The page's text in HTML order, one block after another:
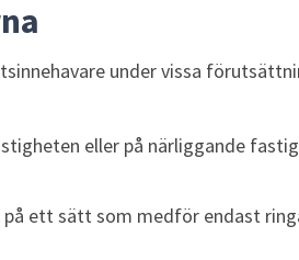
under vissa
eller på närliggande
ett sätt som medför endast